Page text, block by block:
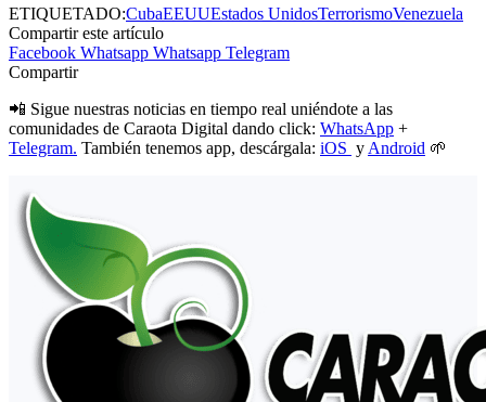
ETIQUETADO:CubaEEUUEstados UnidosTerrorismoVenezuela
Compartir este artículo
Facebook Whatsapp Whatsapp Telegram
Compartir
📲 Sigue nuestras noticias en tiempo real uniéndote a las
comunidades de Caraota Digital dando click: WhatsApp +
Telegram. También tenemos app, descárgala: iOS y Android 🌱